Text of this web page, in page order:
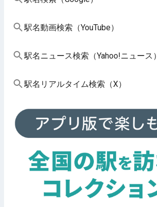
駅名動画検索（YouTube）
駅名ニュース検索（Yahoo!ニュース）
駅名リアルタイム検索（X）